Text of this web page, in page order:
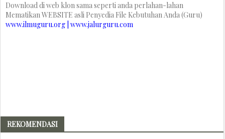
Download di web klon sama seperti anda perlahan-lahan
Mematikan WEBSITE asli Penyedia File Kebutuhan Anda (Guru)
www.ilmuguru.org | www.jalurguru.com
REKOMENDASI